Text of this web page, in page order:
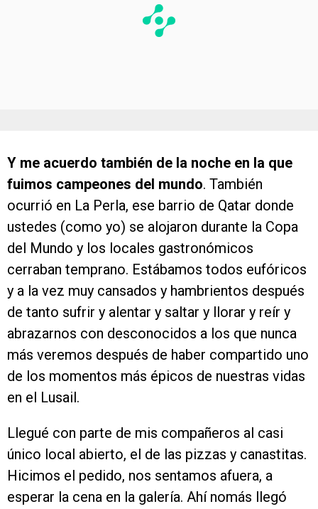
Y me acuerdo también de la noche en la que
fuimos campeones del mundo. También
ocurrió en La Perla, ese barrio de Qatar donde
ustedes (como yo) se alojaron durante la Copa
del Mundo y los locales gastronómicos
cerraban temprano. Estábamos todos eufóricos
y a la vez muy cansados y hambrientos después
de tanto sufrir y alentar y saltar y llorar y reír y
abrazarnos con desconocidos a los que nunca
más veremos después de haber compartido uno
de los momentos más épicos de nuestras vidas
en el Lusail.
Llegué con parte de mis compañeros al casi
único local abierto, el de las pizzas y canastitas.
Hicimos el pedido, nos sentamos afuera, a
esperar la cena en la galería. Ahí nomás llegó